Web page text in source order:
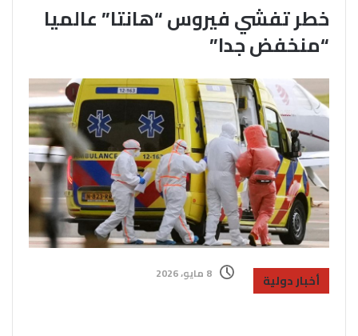
خطر تفشي فيروس “هانتا” عالميا
“منخفض جدا”
أخبار دولية 8 مايو، 2026